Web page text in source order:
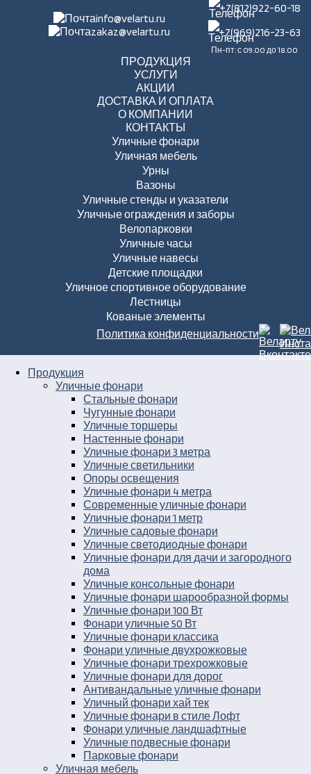
info@velartu.ru
zakaz@velartu.ru
+7(812)922-60-18
+7(969)216-23-63
Пн-пт: с 09.00 до 18.00
ПРОДУКЦИЯ
УСЛУГИ
АКЦИИ
ДОСТАВКА И ОПЛАТА
О КОМПАНИИ
КОНТАКТЫ
Уличные фонари
Уличная мебель
Урны
Вазоны
Уличные стенды и указатели
Уличные ограждения и заборы
Велопарковки
Уличные часы
Уличные навесы
Детские площадки
Уличное спортивное оборудование
Лестницы
Кованые элементы
Политика конфиденциальности
Продукция
Уличные фонари
Стальные фонари
Чугунные фонари
Уличные торшеры
Настенные фонари
Уличные фонари 3 метра
Уличные светильники
Опоры освещения
Уличные фонари 4 метра
Современные уличные фонари
Уличные фонари 1 метр
Уличные садовые фонари
Уличные светодиодные фонари
Уличные фонари для дачи и загородного
дома
Уличные консольные фонари
Уличные фонари шарообразной формы
Уличные фонари 100 Вт
Фонари уличные 50 Вт
Уличные фонари классика
Фонари уличные двухрожковые
Уличные фонари трехрожковые
Уличные фонари для дорог
Антивандальные уличные фонари
Уличный фонари хай тек
Уличные фонари в стиле Лофт
Фонари уличные ландшафтные
Уличные подвесные фонари
Парковые фонари
Уличная мебель